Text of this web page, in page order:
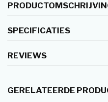
SPECIFICATIES
REVIEWS
GERELATEERDE